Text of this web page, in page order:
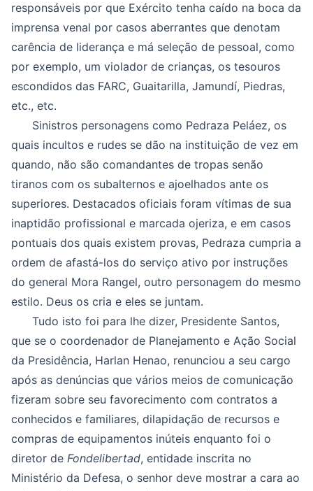
responsáveis por que Exército tenha caído na boca da
imprensa venal por casos aberrantes que denotam
carência de liderança e má seleção de pessoal, como
por exemplo, um violador de crianças, os tesouros
escondidos das FARC, Guaitarilla, Jamundí, Piedras,
etc., etc.
Sinistros personagens como Pedraza Peláez, os
quais incultos e rudes se dão na instituição de vez em
quando, não são comandantes de tropas senão
tiranos com os subalternos e ajoelhados ante os
superiores. Destacados oficiais foram vítimas de sua
inaptidão profissional e marcada ojeriza, e em casos
pontuais dos quais existem provas, Pedraza cumpria a
ordem de afastá-los do serviço ativo por instruções
do general Mora Rangel, outro personagem do mesmo
estilo. Deus os cria e eles se juntam.
Tudo isto foi para lhe dizer, Presidente Santos,
que se o coordenador de Planejamento e Ação Social
da Presidência, Harlan Henao, renunciou a seu cargo
após as denúncias que vários meios de comunicação
fizeram sobre seu favorecimento com contratos a
conhecidos e familiares, dilapidação de recursos e
compras de equipamentos inúteis enquanto foi o
diretor de Fondelibertad, entidade inscrita no
Ministério da Defesa, o senhor deve mostrar a cara ao